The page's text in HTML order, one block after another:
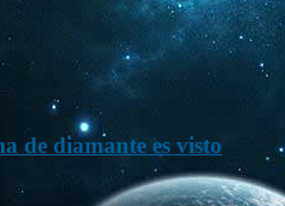
de diamante es visto